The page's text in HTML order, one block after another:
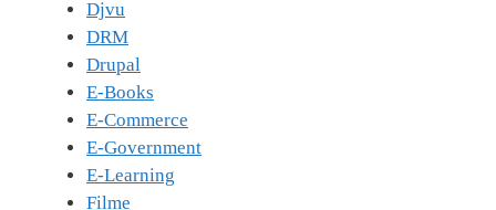
Djvu
DRM
Drupal
E-Books
E-Commerce
E-Government
E-Learning
Filme